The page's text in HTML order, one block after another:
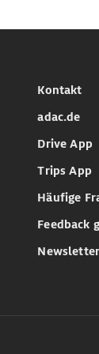
Kontakt
adac.de
Drive App
Trips App
Häufige
Feedback